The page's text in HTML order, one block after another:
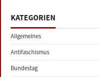
KATEGORIEN
Allgemeines
Antifaschismus
Bundestag